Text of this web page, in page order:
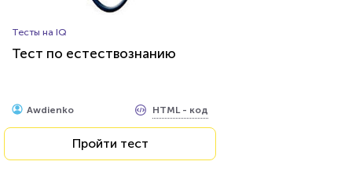
Тесты на IQ
Тест по естествознанию
Awdienko HTML - код
Пройти тест